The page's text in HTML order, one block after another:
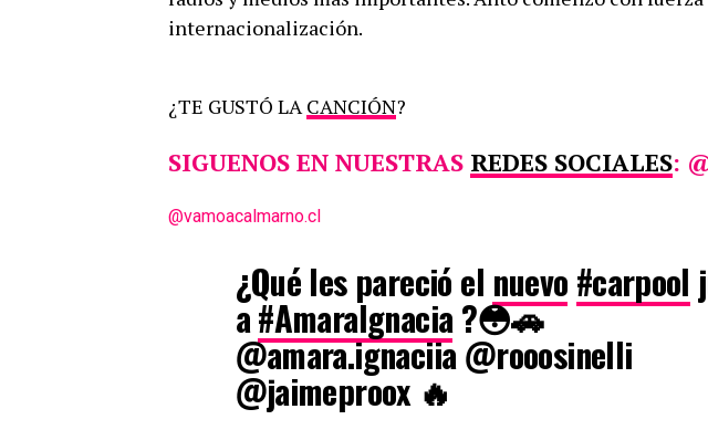
internacionalización.
¿TE GUSTÓ LACANCIÓN?
SIGUENOS EN NUESTRAS REDES SOCIALES:
@vamoacalmarno.cl
¿Qué les pareció el nuevo #carpool
a#AmaraIgnacia?😳🚗
@amara.ignaciia @rooosinelli
@jaimeproox 🔥